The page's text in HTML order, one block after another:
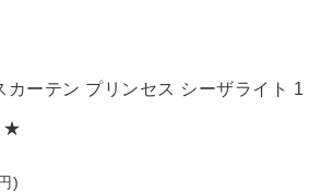
カーテン プリンセス シーザライト 1
★
)